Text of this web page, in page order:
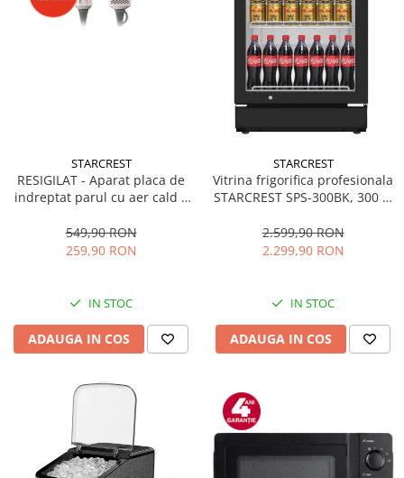
STARCREST
RESIGILAT - Aparat placa de
indreptat parul cu aer cald 2
1300 W, Uscare si indreptare,
Afisaj LCD, Tehnologie cu ioni
549,90 RON
259,90 RON
IN STOC
ADAUGA IN COS
STARCREST
Vitrina frigorifica profesionala
STARCREST SPS-300BK, 300 L,
LED, H 169.5 cm, Negru
2.599,90 RON
2.299,90 RON
IN STOC
ADAUGA IN COS